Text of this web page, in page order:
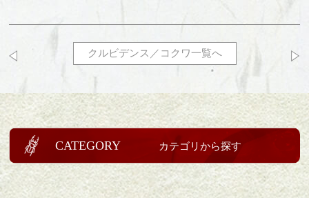
クルビデンス／コクワ一覧へ
CATEGORY カテゴリから探す